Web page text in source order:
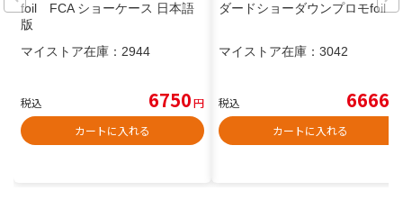
foil FCA ショーケース 日本語
版
マイストア在庫： 2944
税込 6750円
カートに入れる
ダードショーダウンプロモfoil
マイストア在庫： 3042
税込 6666
カートに入れる